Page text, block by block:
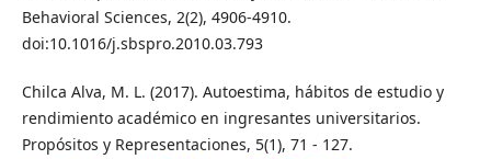
Behavioral Sciences, 2(2), 4906-4910.
doi:10.1016/j.sbspro.2010.03.793
Chilca Alva, M. L. (2017). Autoestima, hábitos de estudio y
rendimiento académico en ingresantes universitarios.
Propósitos y Representaciones, 5(1), 71 - 127.